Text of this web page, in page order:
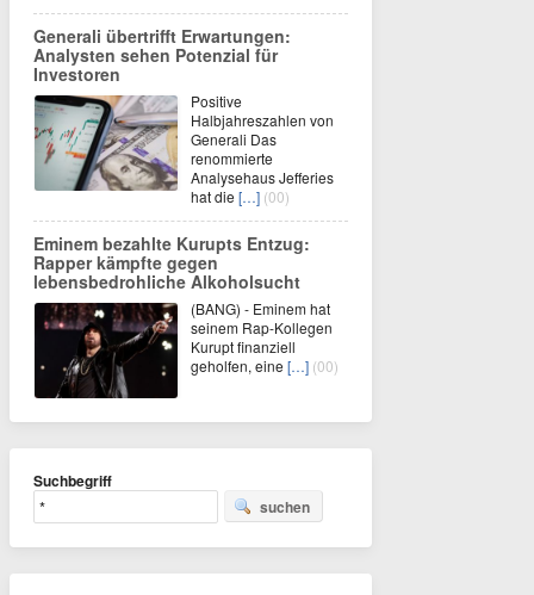
Generali übertrifft Erwartungen:
Analysten sehen Potenzial für
Investoren
Positive
Halbjahreszahlen von
Generali Das
renommierte
Analysehaus Jefferies
hat die […] (00)
Eminem bezahlte Kurupts Entzug:
Rapper kämpfte gegen
lebensbedrohliche Alkoholsucht
(BANG) - Eminem hat
seinem Rap-Kollegen
Kurupt finanziell
geholfen, eine […] (00)
Suchbegriff
suchen